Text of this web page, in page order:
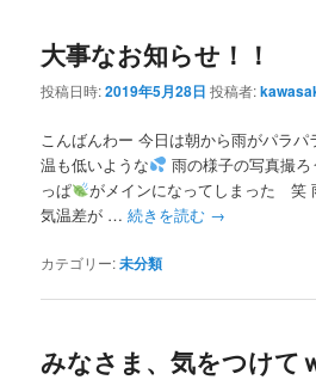
大事なお知らせ！！
投稿日時:2019年5月28日 投稿者:
こんばんわー 今日は朝から雨がパラ
温も低いような
雨の様子の写真撮
っぱ
がメインになってしまった 笑
気温差が …続きを読む →
カテゴリー:未分類
みなさま、気をつけて